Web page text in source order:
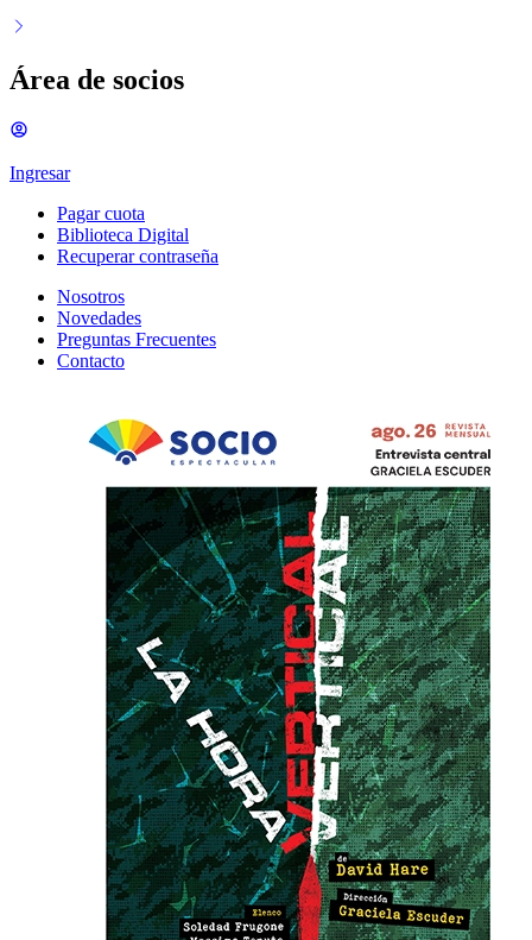
Área de socios
Ingresar
Pagar cuota
Biblioteca Digital
Recuperar contraseña
Nosotros
Novedades
Preguntas Frecuentes
Contacto